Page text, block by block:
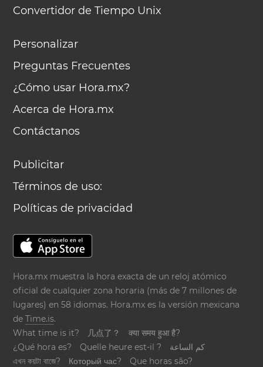
Convertidor de Tiempo Unix
Personalizar
Preguntas Frecuentes
¿Cómo usar Hora.mx?
Acerca de Hora.mx
Contáctanos
Publicitar
Términos de uso:
Políticas de privacidad
Hora.mx muestra la hora exacta de un reloj atómico
oficial de cualquier zona horaria (más de 7 millones de
lugares) en 58 idiomas. Hora.mx es la versión mexicana
deTime.is.
What time is it?
几点了？
क्या समय हुआ है?
¿Qué hora es?
Quelle heure est-il ?
كم الساعة
এখন কয়টা বাজে?
Который час?
Que horas são?